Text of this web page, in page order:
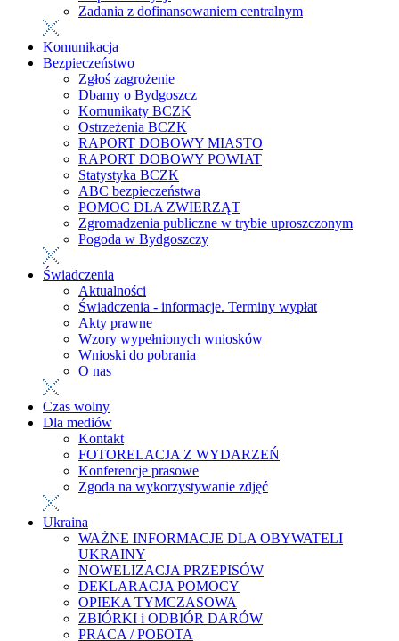
Zadania z dofinansowaniem centralnym
Komunikacja
Bezpieczeństwo
Zgłoś zagrożenie
Dbamy o Bydgoszcz
Komunikaty BCZK
Ostrzeżenia BCZK
RAPORT DOBOWY MIASTO
RAPORT DOBOWY POWIAT
Statystyka BCZK
ABC bezpieczeństwa
POMOC DLA ZWIERZĄT
Zgromadzenia publiczne w trybie uproszczonym
Pogoda w Bydgoszczy
Świadczenia
Aktualności
Świadczenia - informacje. Terminy wypłat
Akty prawne
Wzory wypełnionych wniosków
Wnioski do pobrania
O nas
Czas wolny
Dla mediów
Kontakt
FOTORELACJA Z WYDARZEŃ
Konferencje prasowe
Zgoda na wykorzystywanie zdjęć
Ukraina
WAŻNE INFORMACJE DLA OBYWATELI
UKRAINY
NOWELIZACJA PRZEPISÓW
DEKLARACJA POMOCY
OPIEKA TYMCZASOWA
ZBIÓRKI i ODBIÓR DARÓW
PRACA / РОБОТА